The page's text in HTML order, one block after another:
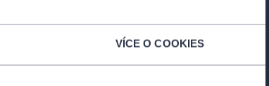
VÍCE O COOKIES